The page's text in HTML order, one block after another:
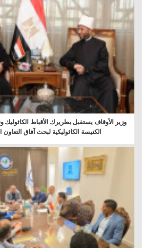
وزير الأوقاف يستقبل بطريرك الأقباط الكاثوليك
الكنيسة الكاثوليكية لبحث آفاق